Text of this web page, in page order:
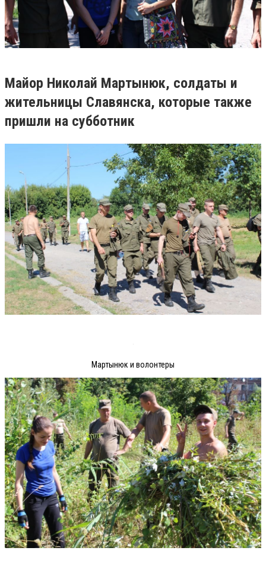
Майор Николай Мартынюк, солдаты и
жительницы Славянска, которые также
пришли на субботник
Мартынюк и волонтеры